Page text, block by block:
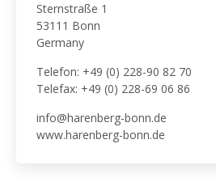
Sternstraße 1
53111 Bonn
Germany
Telefon: +49 (0) 228-90 82 70
Telefax: +49 (0) 228-69 06 86
info@harenberg-bonn.de
www.harenberg-bonn.de